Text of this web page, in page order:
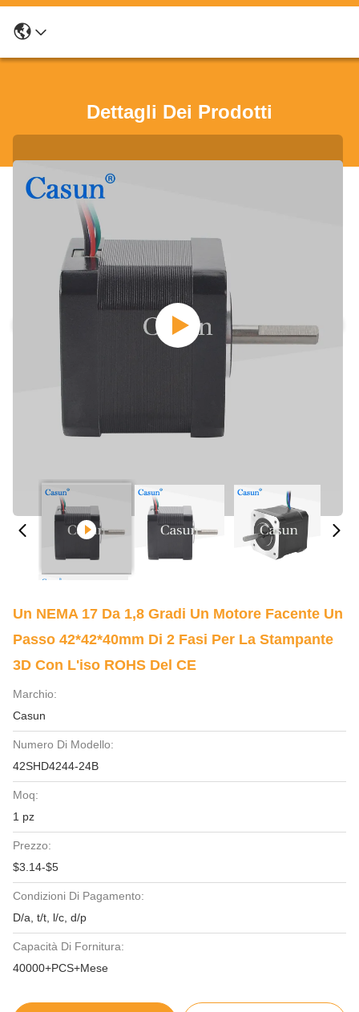
Dettagli Dei Prodotti
Un NEMA 17 Da 1,8 Gradi Un Motore Facente Un
Passo 42*42*40mm Di 2 Fasi Per La Stampante
3D Con L'iso ROHS Del CE
Marchio:
Casun
Numero Di Modello:
42SHD4244-24B
Moq:
1 pz
Prezzo:
$3.14-$5
Condizioni Di Pagamento:
D/a, t/t, l/c, d/p
Capacità Di Fornitura:
40000+PCS+Mese